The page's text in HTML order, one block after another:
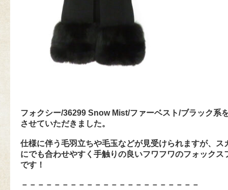
フォクシー/36299 Snow Mist/ファーベスト/ブラック系
させていただきました。
仕様に伴う毛羽立ちや毛玉などが見受けられますが、ス
にでも合わせやすく手触りの良いフワフワのフォックス
です！
－－－－－－－－－－－－－－－－－－－－－－